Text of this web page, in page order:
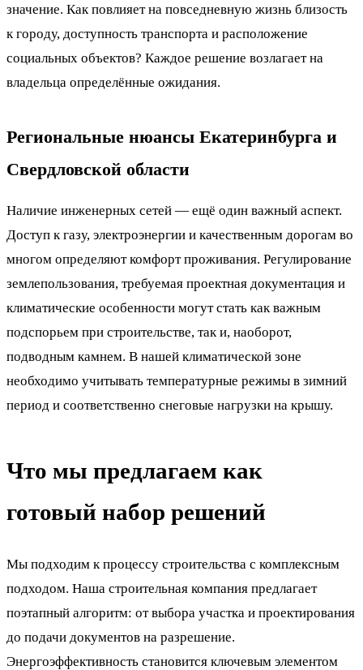
значение. Как повлияет на повседневную жизнь близость
к городу, доступность транспорта и расположение
социальных объектов? Каждое решение возлагает на
владельца определённые ожидания.
Региональные нюансы Екатеринбурга и
Свердловской области
Наличие инженерных сетей — ещё один важный аспект.
Доступ к газу, электроэнергии и качественным дорогам во
многом определяют комфорт проживания. Регулирование
землепользования, требуемая проектная документация и
климатические особенности могут стать как важным
подспорьем при строительстве, так и, наоборот,
подводным камнем. В нашей климатической зоне
необходимо учитывать температурные режимы в зимний
период и соответственно снеговые нагрузки на крышу.
Что мы предлагаем как
готовый набор решений
Мы подходим к процессу строительства с комплексным
подходом. Наша строительная компания предлагает
поэтапный алгоритм: от выбора участка и проектирования
до подачи документов на разрешение.
Энергоэффективность становится ключевым элементом